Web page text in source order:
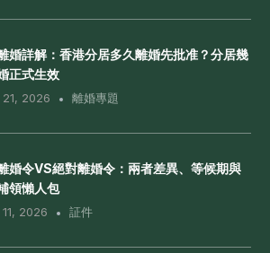
婚詳解：香港分居多久離婚先批准？分居幾
正式生效
2026 離婚專題
婚令VS絕對離婚令：兩者差異、等候期與
領懶人包
2026 証件